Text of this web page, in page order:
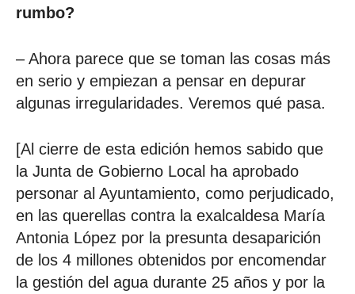
rumbo?
– Ahora parece que se toman las cosas más
en serio y empiezan a pensar en depurar
algunas irregularidades. Veremos qué pasa.
[Al cierre de esta edición hemos sabido que
la Junta de Gobierno Local ha aprobado
personar al Ayuntamiento, como perjudicado,
en las querellas contra la exalcaldesa María
Antonia López por la presunta desaparición
de los 4 millones obtenidos por encomendar
la gestión del agua durante 25 años y por la